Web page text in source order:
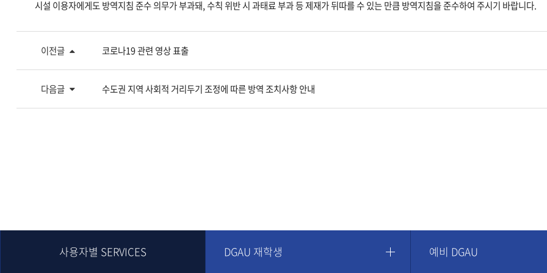
시설 이용자에게도 방역지침 준수 의무가 부과돼, 수칙 위반 시 과태료 부과 등 제재가 뒤따를 수 있는 만큼 방역지침을 준수하여 주시기 바랍니다.
이전글 코로나19 관련 영상 표출
다음글 수도권 지역 사회적 거리두기 조정에 따른 방역 조치사항 안내
사용자별 SERVICES DGAU 재학생 예비 DGAU